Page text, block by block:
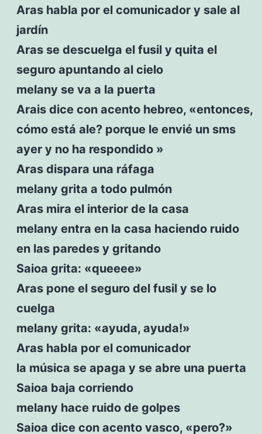
Aras habla por el comunicador y sale al
jardín
Aras se descuelga el fusil y quita el
seguro apuntando al cielo
melany se va a la puerta
Arais dice con acento hebreo, «entonces,
cómo está ale? porque le envié un sms
ayer y no ha respondido »
Aras dispara una ráfaga
melany grita a todo pulmón
Aras mira el interior de la casa
melany entra en la casa haciendo ruido
en las paredes y gritando
Saioa grita: «queeee»
Aras pone el seguro del fusil y se lo
cuelga
melany grita: «ayuda, ayuda!»
Aras habla por el comunicador
la música se apaga y se abre una puerta
Saioa baja corriendo
melany hace ruido de golpes
Saioa dice con acento vasco, «pero?»